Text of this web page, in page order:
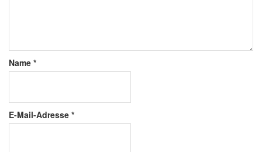
Name *
E-Mail-Adresse *